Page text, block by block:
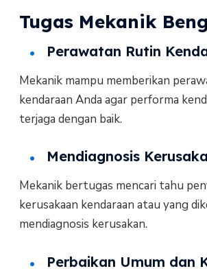
Tugas Mekanik
Perawatan Rutin
Mekanik mampu memberikan
kendaraan Anda agar performa
terjaga dengan baik.
Mendiagnosis
Mekanik bertugas mencari tahu
kerusakaan kendaraan atau yang
mendiagnosis kerusakan.
Perbaikan Umum dan